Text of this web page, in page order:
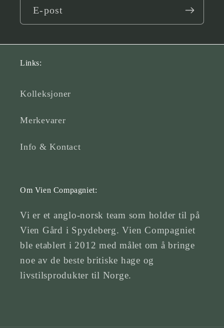
E-post
Links:
Kolleksjoner
Merkevarer
Info & Kontact
Om Vien Compagniet:
Vi er et anglo-norsk team som holder til på
Vien Gård i Spydeberg. Vien Compagniet
ble etablert i 2012 med målet om å bringe
noe av de beste britiske hage og
livstilsprodukter til Norge.